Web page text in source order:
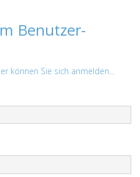
Benutzer-
können Sie sich anmelden...